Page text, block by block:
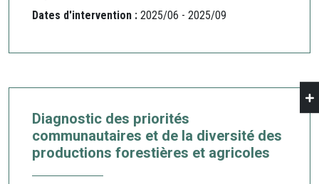
Dates d'intervention : 2025/06 - 2025/09
Diagnostic des priorités
communautaires et de la diversité des
productions forestières et agricoles